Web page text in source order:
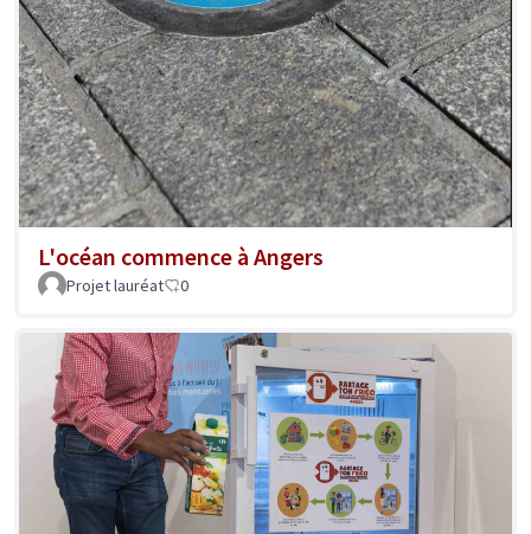
L'océan commence à Angers
Projet lauréat 0